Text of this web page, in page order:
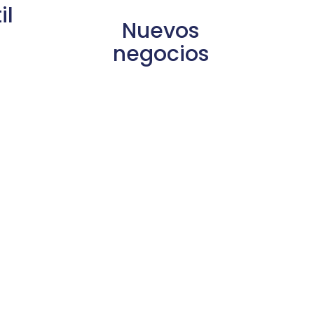
Nuevos
negocios